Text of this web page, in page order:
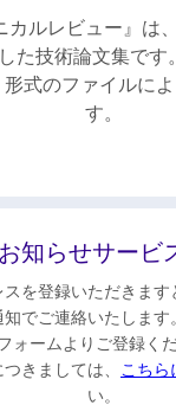
カルレビュー』は
た技術論文集です
式のファイルに
す。
知らせサービ
スを登録いただきま
知でご連絡いたしま
ォームよりご登録くだ
きましては、
こちら
い。